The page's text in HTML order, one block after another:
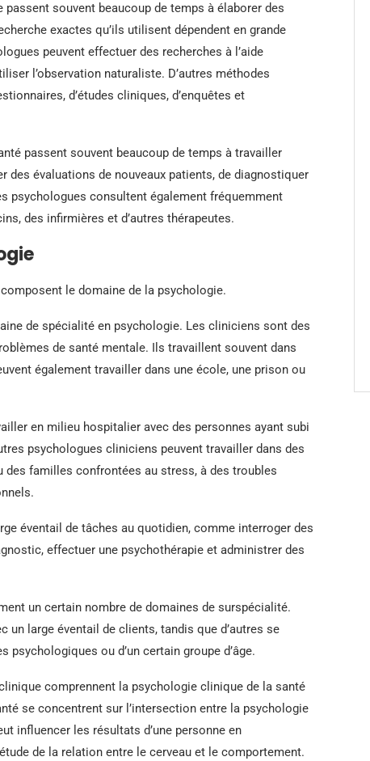
souvent beaucoup de temps à élaborer des
exactes qu’ils utilisent dépendent en grande
peuvent effectuer des recherches à l’aide
l’observation naturaliste. D’autres méthodes
d’études cliniques, d’enquêtes et
passent souvent beaucoup de temps à travailler
des évaluations de nouveaux patients, de diagnostiquer
psychologues consultent également fréquemment
des infirmières et d’autres thérapeutes.
le domaine de la psychologie.
de spécialité en psychologie. Les cliniciens sont des
de santé mentale. Ils travaillent souvent dans
également travailler dans une école, une prison ou
en milieu hospitalier avec des personnes ayant subi
psychologues cliniciens peuvent travailler dans des
familles confrontées au stress, à des troubles
éventail de tâches au quotidien, comme interroger des
effectuer une psychothérapie et administrer des
un certain nombre de domaines de surspécialité.
large éventail de clients, tandis que d’autres se
ou d’un certain groupe d’âge.
comprennent la psychologie clinique de la santé
se concentrent sur l’intersection entre la psychologie
influencer les résultats d’une personne en
de la relation entre le cerveau et le comportement.